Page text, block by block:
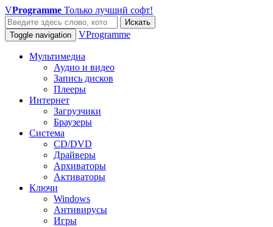
VProgramme Только лучший софт!
Искать
Toggle navigation
VProgramme
Мультимедиа
Аудио и видео
Запись дисков
Плееры
Интернет
Загрузчики
Браузеры
Система
CD/DVD
Драйверы
Архиваторы
Активаторы
Ключи
Windows
Антивирусы
Игры